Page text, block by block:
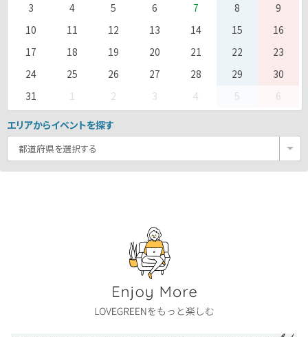
3
4 5 6 7 8
9
10
11 12 13 14 15
16
17
18 19 20 21 22
23
24
25 26 27 28 29
30
31
1 2 3 4 5 6
エリアからイベントを探す